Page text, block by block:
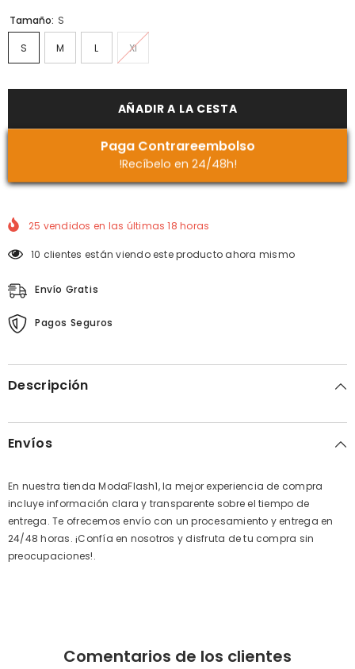
Tamaño: S
S M L Xl
AÑADIR A LA CESTA
Paga Contrareembolso
!Recíbelo en 24/48h!
25 vendidos en las últimas18 horas
10 clientes están viendo este producto ahora mismo
Envío Gratis
Pagos Seguros
Descripción
Envíos
En nuestra tienda ModaFlash1, la mejor experiencia de compra
incluye información clara y transparente sobre el tiempo de
entrega. Te ofrecemos envío con un procesamiento y entrega en
24/48 horas. ¡Confía en nosotros y disfruta de tu compra sin
preocupaciones!.
Comentarios de los clientes